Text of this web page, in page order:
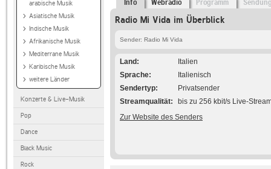
arabische Musik
Asiatische Musik
Indische Musik
Afrikanische Musik
Mediterrane Musik
Karibische Musik
weitere Länder
Konzerte & Live-Musik
Pop
Dance
Black Music
Rock
Info Webradio Programm
Radio Mi Vida im Überblick
Sender: Radio Mi Vida
Land
Italien
Sprache
Italienisch
Sendertyp
Privatsender
Streamqualität
bis zu 256 kbit/s Live-
Zur Website des Senders